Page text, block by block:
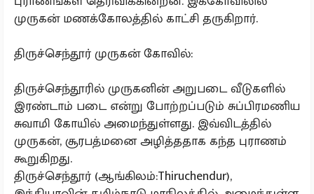
முருகன் மணக்கோலத்தில் காட்சி தருகிறார்.
திருச்செந்தூர் முருகன் கோவில்:
திருச்செந்தூரில் முருகனின் அறுபடை வீடுகளில்
இரண்டாம் படை என்று போற்றப்படும் சுப்பிரமணிய
சுவாமி கோயில் அமைந்துள்ளது. இவ்விடத்தில்
முருகன், சூரபத்மனை அழித்ததாக கந்த புராணம்
கூறுகிறது.
திருச்செந்தூர் (ஆங்கிலம்:Thiruchendur),